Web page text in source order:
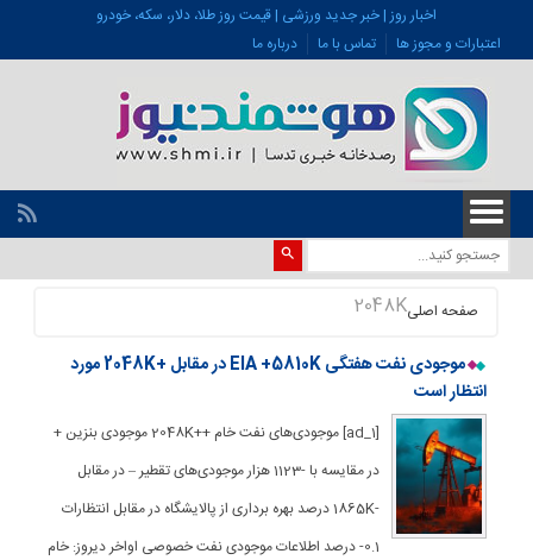
اخبار روز | خبر جدید ورزشی | قیمت روز طلا، دلار، سکه، خودرو
اعتبارات و مجوز ها
تماس با ما درباره ما
صفحه اصلی2048K
موجودی نفت هفتگی EIA +5810K در مقابل +2048K مورد
انتظار است
[ad_1] موجودی‌های نفت خام ++2048K موجودی بنزین +
در مقایسه با -1123 هزار موجودی‌های تقطیر – در مقابل
-1865K درصد بهره برداری از پالایشگاه در مقابل انتظارات
0.1- درصد اطلاعات موجودی نفت خصوصی اواخر دیروز: خام